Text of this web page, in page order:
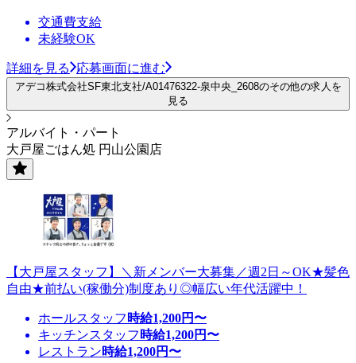
交通費支給
未経験OK
詳細を見る 応募画面に進む
アデコ株式会社SF東北支社/A01476322-泉中央_2608のその他の求人を
見る
アルバイト・パート
大戸屋ごはん処 円山公園店
【大戸屋スタッフ】＼新メンバー大募集／週2日～OK★髪色
自由★前払い(稼働分)制度あり◎幅広い年代活躍中！
ホールスタッフ 時給1,200円〜
キッチンスタッフ 時給1,200円〜
レストラン時給1,200円〜